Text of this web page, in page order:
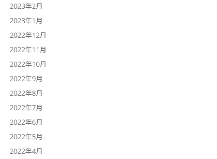
2023年2月
2023年1月
2022年12月
2022年11月
2022年10月
2022年9月
2022年8月
2022年7月
2022年6月
2022年5月
2022年4月